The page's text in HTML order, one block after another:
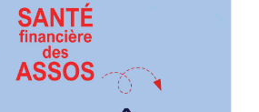
des associations